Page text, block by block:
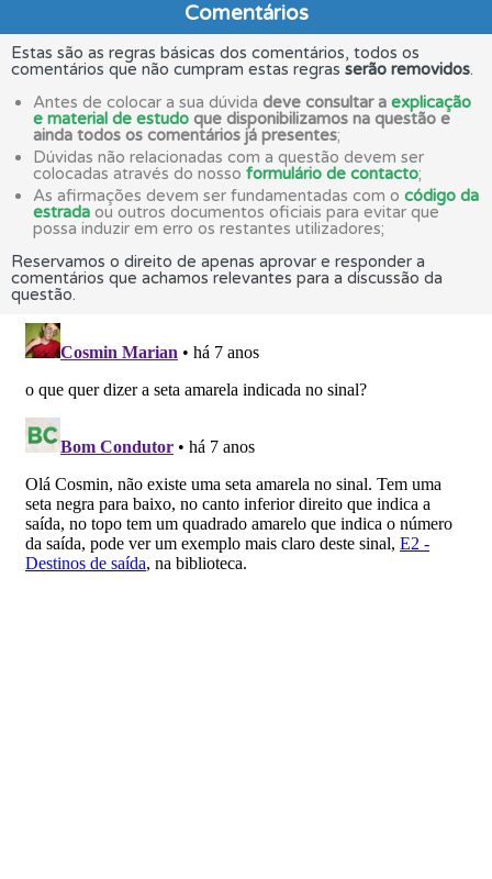
Comentários
Estas são as regras básicas dos comentários, todos os
comentários que não cumpram estas regras serão removidos.
Antes de colocar a sua dúvida deve consultar a explicação
e material de estudo que disponibilizamos na questão e
ainda todos os comentários já presentes;
Dúvidas não relacionadas com a questão devem ser
colocadas através do nosso formulário de contacto;
As afirmações devem ser fundamentadas com o código da
estrada ou outros documentos oficiais para evitar que
possa induzir em erro os restantes utilizadores;
Reservamos o direito de apenas aprovar e responder a
comentários que achamos relevantes para a discussão da
questão.